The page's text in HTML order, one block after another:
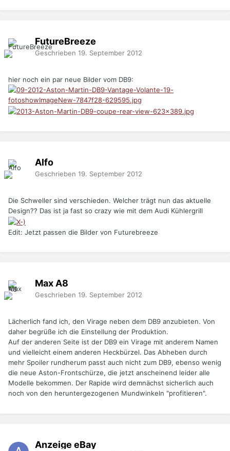
FutureBreeze
Geschrieben 19. September 2012
hier noch ein par neue Bilder vom DB9:
Alfo
Geschrieben 19. September 2012
Die Schweller sind verschieden. Welcher trägt nun das aktuelle
Design?? Das ist ja fast so crazy wie mit dem Audi Kühlergrill
Edit: Jetzt passen die Bilder von Futurebreeze
Max A8
Geschrieben 19. September 2012
Lächerlich fand ich, den Virage neben dem DB9 anzubieten. Von
daher begrüße ich die Einstellung der Produktion.
Auf der anderen Seite ist der DB9 ein Virage mit anderem Namen
und vielleicht einem anderen Heckbürzel. Das Abheben durch
mehr Spoiler rundherum passt auch nicht zum DB9, ebenso wenig
die neue Aston-Frontschürze, die jetzt anscheinend leider alle
Modelle bekommen. Der Rapide wird demnächst sicherlich auch
noch von den heruntergezogenen Mundwinkeln "profitieren".
Anzeige eBay